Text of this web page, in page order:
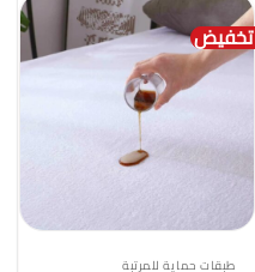
تخفيض
طبقات حماية للمرتبة